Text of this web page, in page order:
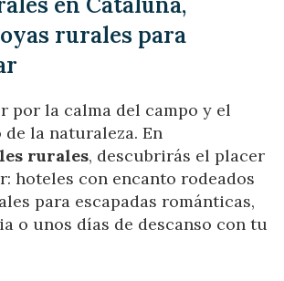
rurales para
por la calma del campo y el
la naturaleza. En
rurales, descubrirás el placer
hoteles con encanto rodeados
para escapadas románticas,
o unos días de descanso con tu